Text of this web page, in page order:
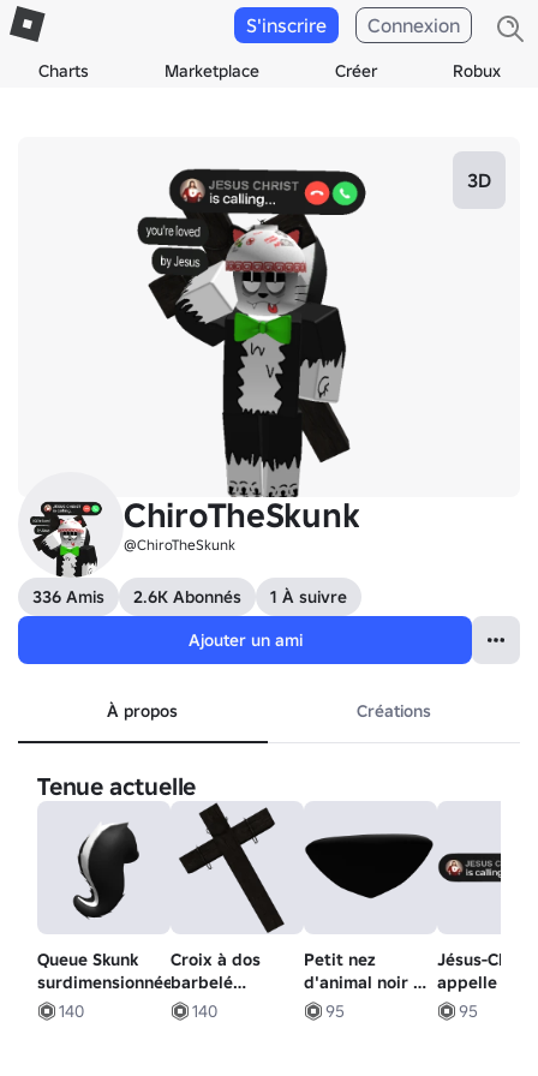
Charts Marketplace Créer Robux
S'inscrire Connexion
3D
ChiroTheSkunk
@ChiroTheSkunk
336 Amis 2.6K Abonnés
1 À suivre
Ajouter un ami
À propos Créations
Tenue actuelle
Queue Skunk
surdimensionnée
140
Croix à dos
barbelé
[inclinée]
140
Petit nez
d'animal noir -
Forme alt
95
Jésus-Christ
appelle une
bulle
95